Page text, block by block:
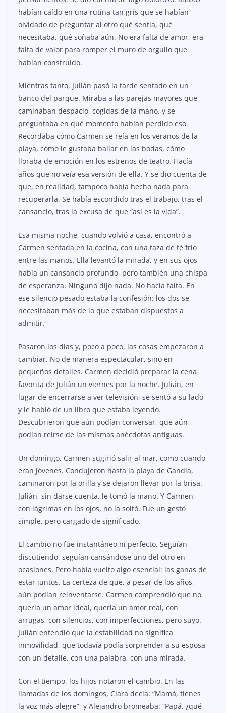
habían caído en una rutina tan gris que se habían
olvidado de preguntar al otro qué sentía, qué
necesitaba, qué soñaba aún. No era falta de amor, era
falta de valor para romper el muro de orgullo que
habían construido.
Mientras tanto, Julián pasó la tarde sentado en un
banco del parque. Miraba a las parejas mayores que
caminaban despacio, cogidas de la mano, y se
preguntaba en qué momento habían perdido eso.
Recordaba cómo Carmen se reía en los veranos de la
playa, cómo le gustaba bailar en las bodas, cómo
lloraba de emoción en los estrenos de teatro. Hacía
años que no veía esa versión de ella. Y se dio cuenta de
que, en realidad, tampoco había hecho nada para
recuperarla. Se había escondido tras el trabajo, tras el
cansancio, tras la excusa de que “así es la vida”.
Esa misma noche, cuando volvió a casa, encontró a
Carmen sentada en la cocina, con una taza de té frío
entre las manos. Ella levantó la mirada, y en sus ojos
había un cansancio profundo, pero también una chispa
de esperanza. Ninguno dijo nada. No hacía falta. En
ese silencio pesado estaba la confesión: los dos se
necesitaban más de lo que estaban dispuestos a
admitir.
Pasaron los días y, poco a poco, las cosas empezaron a
cambiar. No de manera espectacular, sino en
pequeños detalles. Carmen decidió preparar la cena
favorita de Julián un viernes por la noche. Julián, en
lugar de encerrarse a ver televisión, se sentó a su lado
y le habló de un libro que estaba leyendo.
Descubrieron que aún podían conversar, que aún
podían reírse de las mismas anécdotas antiguas.
Un domingo, Carmen sugirió salir al mar, como cuando
eran jóvenes. Condujeron hasta la playa de Gandía,
caminaron por la orilla y se dejaron llevar por la brisa.
Julián, sin darse cuenta, le tomó la mano. Y Carmen,
con lágrimas en los ojos, no la soltó. Fue un gesto
simple, pero cargado de significado.
El cambio no fue instantáneo ni perfecto. Seguían
discutiendo, seguían cansándose uno del otro en
ocasiones. Pero había vuelto algo esencial: las ganas de
estar juntos. La certeza de que, a pesar de los años,
aún podían reinventarse. Carmen comprendió que no
quería un amor ideal, quería un amor real, con
arrugas, con silencios, con imperfecciones, pero suyo.
Julián entendió que la estabilidad no significa
inmovilidad, que todavía podía sorprender a su esposa
con un detalle, con una palabra, con una mirada.
Con el tiempo, los hijos notaron el cambio. En las
llamadas de los domingos, Clara decía: “Mamá, tienes
la voz más alegre”, y Alejandro bromeaba: “Papá, ¿qué